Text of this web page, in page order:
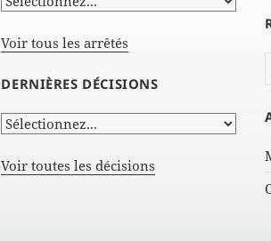
Voir tous les arrêtés
DERNIÈRES DÉCISIONS
Voir toutes les décisions